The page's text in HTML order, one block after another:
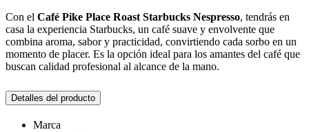
Con el Café Pike Place Roast Starbucks Nespresso, tendrás en
casa la experiencia Starbucks, un café suave y envolvente que
combina aroma, sabor y practicidad, convirtiendo cada sorbo en un
momento de placer. Es la opción ideal para los amantes del café que
buscan calidad profesional al alcance de la mano.
Detalles del producto
Marca